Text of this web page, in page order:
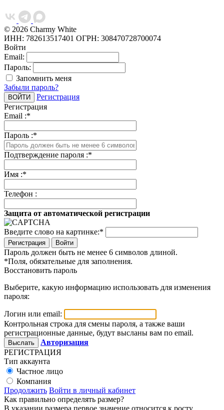
© 2026 Charmy White
ИНН: 782613517401 ОГРН: 308470728700074
Войти
Email:
Пароль:
Запомнить меня
Забыли пароль?
Регистрация
Регистрация
Email :*
Пароль :*
Подтверждение пароля :*
Имя :*
Телефон :
Защита от автоматической регистрации
Введите слово на картинке:*
Войти
Пароль должен быть не менее 6 символов длиной.
*Поля, обязательные для заполнения.
Восстановить пароль
Выберите, какую информацию использовать для изменения
пароля:
Логин или email:
Контрольная строка для смены пароля, а также ваши
регистрационные данные, будут высланы вам по email.
Авторизация
РЕГИСТРАЦИЯ
Тип аккаунта
Частное лицо
Компания
Продолжить Войти в личный кабинет
Как правильно определять размер?
В указании размера первое значение относится к росту